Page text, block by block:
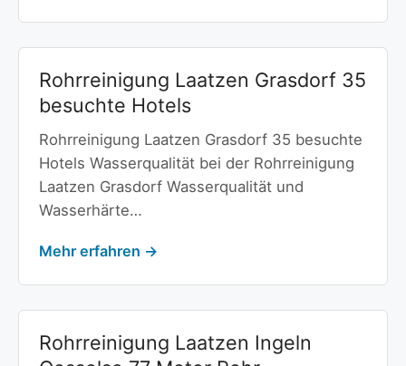
Rohrreinigung Laatzen Grasdorf 35
besuchte Hotels
Rohrreinigung Laatzen Grasdorf 35 besuchte
Hotels Wasserqualität bei der Rohrreinigung
Laatzen Grasdorf Wasserqualität und
Wasserhärte…
Mehr erfahren →
Rohrreinigung Laatzen Ingeln